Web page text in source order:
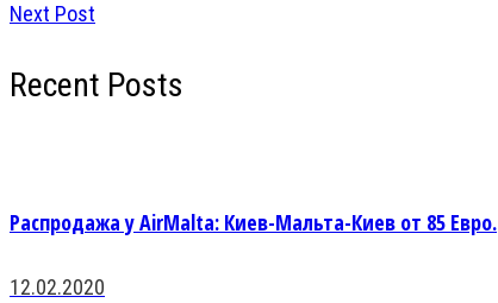
Next Post
Recent Posts
Распродажа у AirMalta: Киев-Мальта-Киев от 85 Евро.
12.02.2020